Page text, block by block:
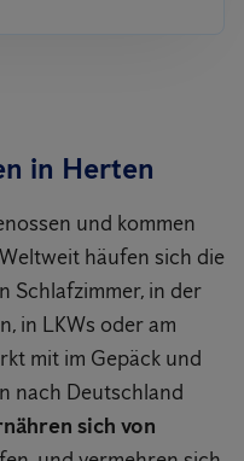
in Herten
und kommen
häufen sich die
Schlafzimmer, in der
in LKWs oder am
mit im Gepäck und
nach Deutschland
sich von